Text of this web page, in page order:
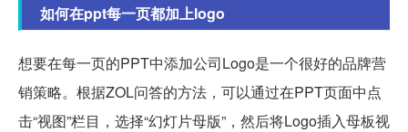
如何在ppt每一页都加上logo
想要在每一页的PPT中添加公司Logo是一个很好的品牌营
销策略。根据ZOL问答的方法，可以通过在PPT页面中点
击“视图”栏目，选择“幻灯片母版”，然后将Logo插入母板视